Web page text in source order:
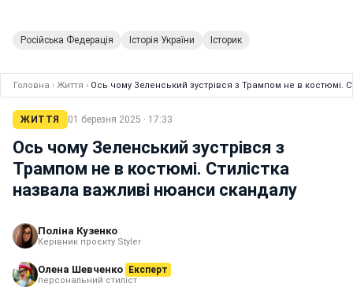
Російська Федерація Історія України Історик
Головна › Життя › Ось чому Зеленський зустрівся з Трампом не в костюмі.
ЖИТТЯ 01 березня 2025 · 17:33
Ось чому Зеленський зустрівся з
Трампом не в костюмі. Стилістка
назвала важливі нюанси скандалу
Поліна Кузенко
Керівник проєкту Styler
Олена Шевченко Експерт
персональний стиліст